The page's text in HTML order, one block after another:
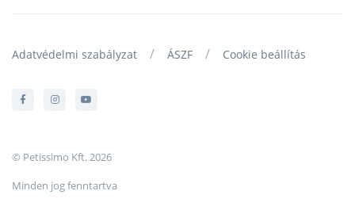
Adatvédelmi szabályzat / ÁSZF / Cookie beállítás
© Petissimo Kft. 2026
Minden jog fenntartva